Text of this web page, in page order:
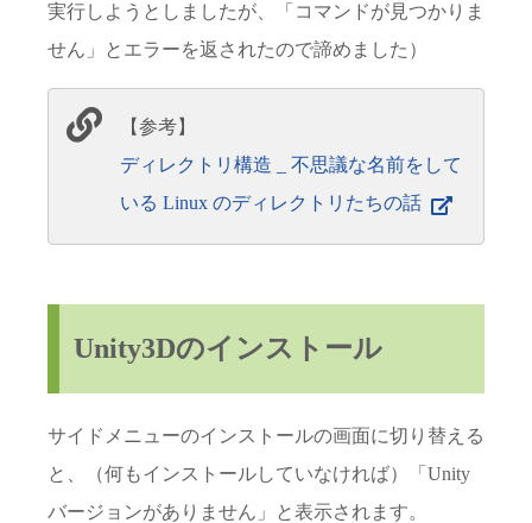
実行しようとしましたが、「コマンドが見つかりま
せん」とエラーを返されたので諦めました）
【参考】
ディレクトリ構造 _ 不思議な名前をして
いる Linux のディレクトリたちの話
Unity3Dのインストール
サイドメニューのインストールの画面に切り替える
と、（何もインストールしていなければ）「Unity
バージョンがありません」と表示されます。